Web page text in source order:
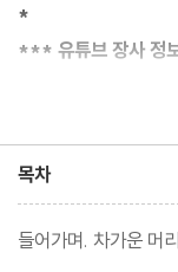
*
*** 유튜브 장사 정
예약 전쟁이 벌어지
토. 프랜차이즈 대
디렉터 권정훈·김도
목차
들어가며. 차가운 머